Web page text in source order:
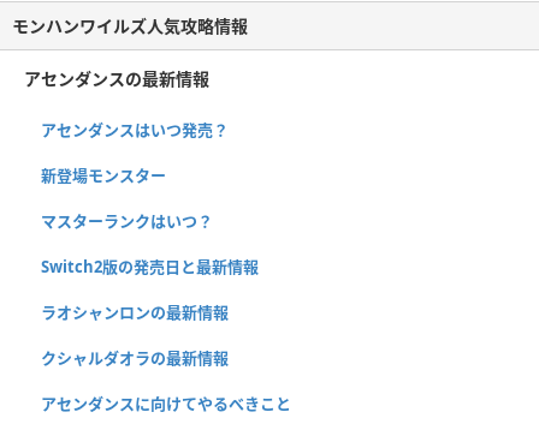
モンハンワイルズ人気攻略情報
アセンダンスの最新情報
アセンダンスはいつ発売？
新登場モンスター
マスターランクはいつ？
Switch2版の発売日と最新情報
ラオシャンロンの最新情報
クシャルダオラの最新情報
アセンダンスに向けてやるべきこと